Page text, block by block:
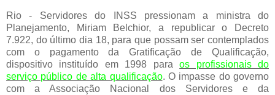
Rio - Servidores do INSS pressionam a ministra do
Planejamento, Miriam Belchior, a republicar o Decreto
7.922, do último dia 18, para que possam ser contemplados
com o pagamento da Gratificação de Qualificação,
dispositivo instituído em 1998 paraos profissionais do
serviço público de alta qualificação. O impasse do governo
com a Associação Nacional dos Servidores e da